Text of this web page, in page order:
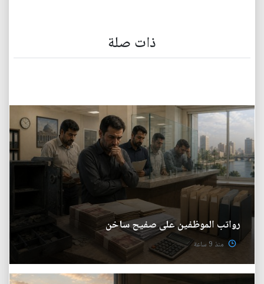
ذات صلة
رواتب الموظفين على صفيح ساخن
منذ 9 ساعة